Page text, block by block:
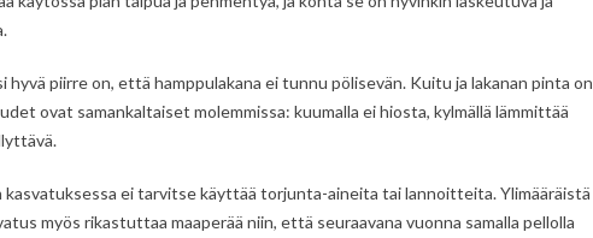
piirre on, että hamppulakana ei tunnu pölisevän. Kuitu ja lakanan pinta on
ovat samankaltaiset molemmissa: kuumalla ei hiosta, kylmällä lämmittää
kasvatuksessa ei tarvitse käyttää torjunta-aineita tai lannoitteita. Ylimääräistä
myös rikastuttaa maaperää niin, että seuraavana vuonna samalla pellolla